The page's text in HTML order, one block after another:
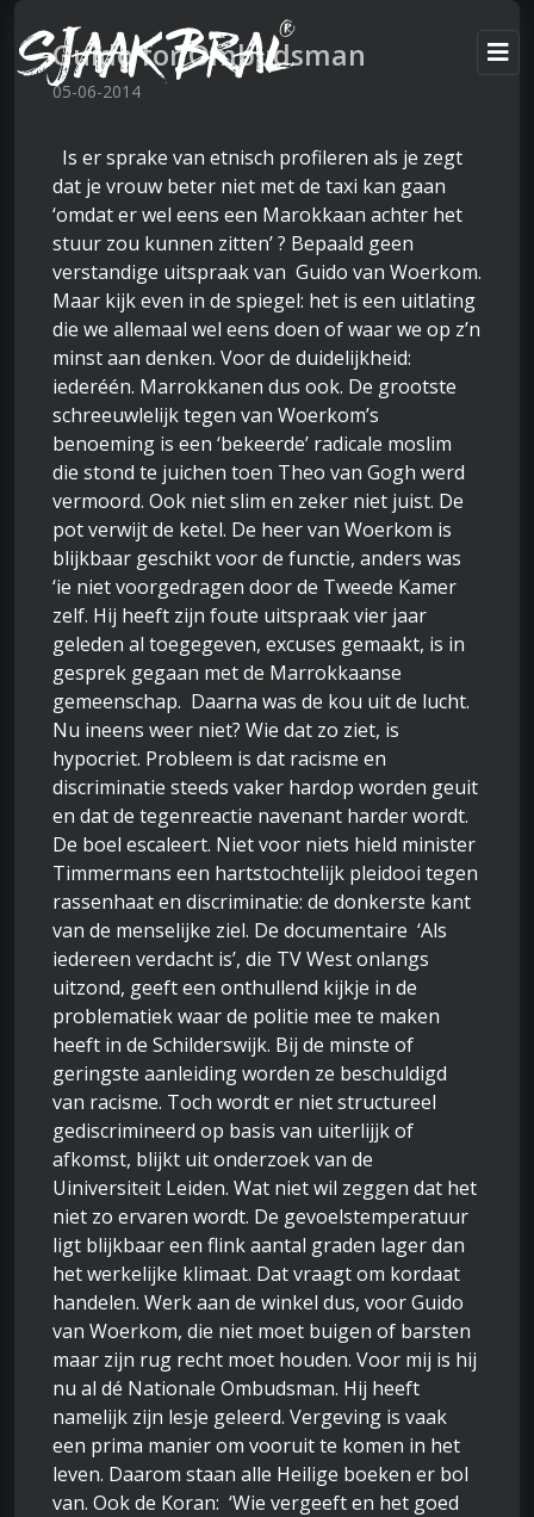
Guido for Ombudsman
05-06-2014
Is er sprake van etnisch profileren als je zegt
dat je vrouw beter niet met de taxi kan gaan
‘omdat er wel eens een Marokkaan achter het
stuur zou kunnen zitten’ ? Bepaald geen
verstandige uitspraak van Guido van Woerkom.
Maar kijk even in de spiegel: het is een uitlating
die we allemaal wel eens doen of waar we op z’n
minst aan denken. Voor de duidelijkheid:
iederéén. Marrokkanen dus ook. De grootste
schreeuwlelijk tegen van Woerkom’s
benoeming is een ‘bekeerde’ radicale moslim
die stond te juichen toen Theo van Gogh werd
vermoord. Ook niet slim en zeker niet juist. De
pot verwijt de ketel. De heer van Woerkom is
blijkbaar geschikt voor de functie, anders was
‘ie niet voorgedragen door de Tweede Kamer
zelf. Hij heeft zijn foute uitspraak vier jaar
geleden al toegegeven, excuses gemaakt, is in
gesprek gegaan met de Marrokkaanse
gemeenschap. Daarna was de kou uit de lucht.
Nu ineens weer niet? Wie dat zo ziet, is
hypocriet. Probleem is dat racisme en
discriminatie steeds vaker hardop worden geuit
en dat de tegenreactie navenant harder wordt.
De boel escaleert. Niet voor niets hield minister
Timmermans een hartstochtelijk pleidooi tegen
rassenhaat en discriminatie: de donkerste kant
van de menselijke ziel. De documentaire ‘Als
iedereen verdacht is’, die TV West onlangs
uitzond, geeft een onthullend kijkje in de
problematiek waar de politie mee te maken
heeft in de Schilderswijk. Bij de minste of
geringste aanleiding worden ze beschuldigd
van racisme. Toch wordt er niet structureel
gediscrimineerd op basis van uiterlijjk of
afkomst, blijkt uit onderzoek van de
Uiniversiteit Leiden. Wat niet wil zeggen dat het
niet zo ervaren wordt. De gevoelstemperatuur
ligt blijkbaar een flink aantal graden lager dan
het werkelijke klimaat. Dat vraagt om kordaat
handelen. Werk aan de winkel dus, voor Guido
van Woerkom, die niet moet buigen of barsten
maar zijn rug recht moet houden. Voor mij is hij
nu al dé Nationale Ombudsman. Hij heeft
namelijk zijn lesje geleerd. Vergeving is vaak
een prima manier om vooruit te komen in het
leven. Daarom staan alle Heilige boeken er bol
van. Ook de Koran: ‘Wie vergeeft en het goed